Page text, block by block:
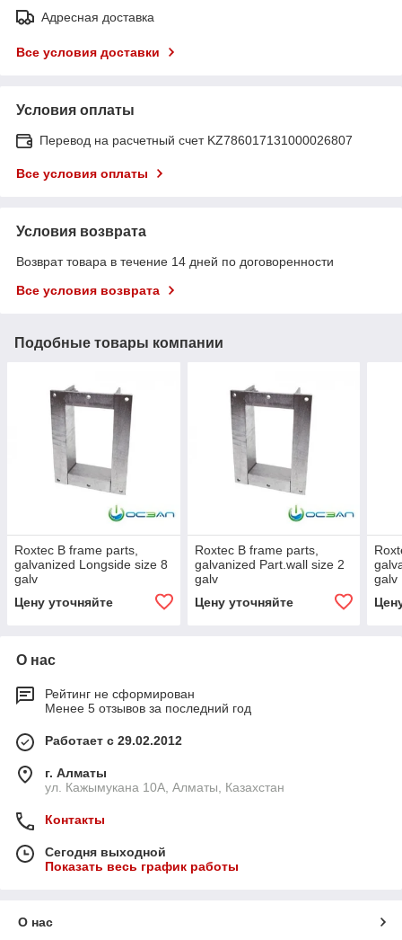
Адресная доставка
Все условия доставки
Условия оплаты
Перевод на расчетный счет KZ786017131000026807
Все условия оплаты
Условия возврата
Возврат товара в течение 14 дней по договоренности
Все условия возврата
Подобные товары компании
Roxtec B frame parts,
galvanized Longside size 8
galv
Цену уточняйте
Roxtec B frame parts,
galvanized Part.wall size 2
galv
Цену уточняйте
galv
О нас
Рейтинг не сформирован
Менее 5 отзывов за последний год
Работает с 29.02.2012
г. Алматы
ул. Кажымукана 10А, Алматы, Казахстан
Контакты
Сегодня выходной
Показать весь график работы
О нас